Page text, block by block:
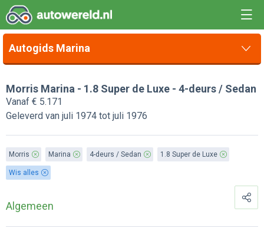
Autogids Marina
Morris Marina - 1.8 Super de Luxe - 4-deurs / Sedan
Vanaf € 5.171
Geleverd van juli 1974 tot juli 1976
Morris Marina 4-deurs / Sedan 1.8 Super de Luxe
Wis alles
Algemeen